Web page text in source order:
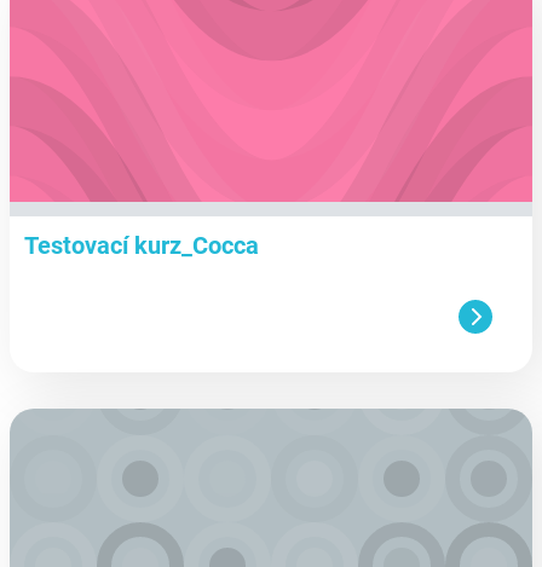
Testovací kurz_Cocca
aa